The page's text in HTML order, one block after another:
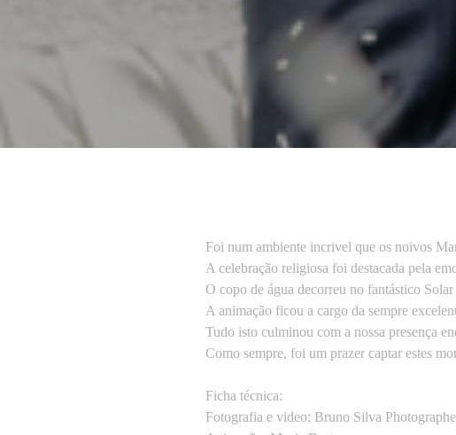
Foi num ambiente incrivel que os noivos
A celebração religiosa foi destacada pela
O copo de água decorreu no fantástico
A animação ficou a cargo da sempre
Tudo isto culminou com a nossa presença
Como sempre, foi um prazer captar estes
Ficha técnica:
Fotografia e video: Bruno Silva